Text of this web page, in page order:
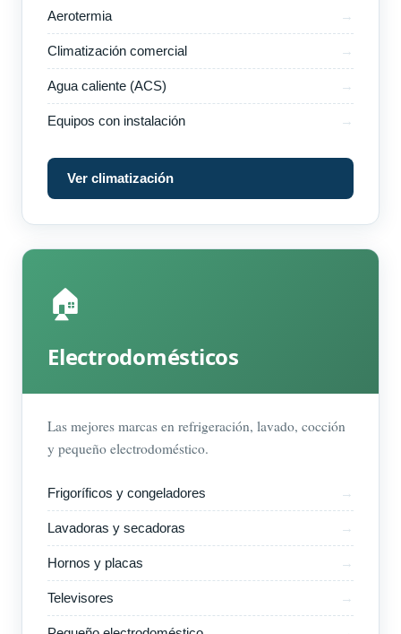
Aerotermia
Climatización comercial
Agua caliente (ACS)
Equipos con instalación
Ver climatización
🏠
Electrodomésticos
Las mejores marcas en refrigeración, lavado, cocción
y pequeño electrodoméstico.
Frigoríficos y congeladores
Lavadoras y secadoras
Hornos y placas
Televisores